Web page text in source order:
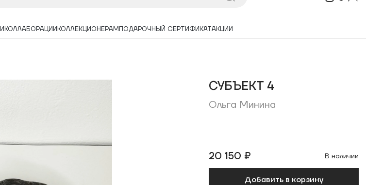
КОЛЛАБОРАЦИИ КОЛЛЕКЦИОНЕРАМ ПОДАРОЧНЫЙ СЕРТИФИКАТАКЦИИ
СУБЪЕКТ 4
Ольга Минина
20 150 ₽ В наличии
Добавить в корзину